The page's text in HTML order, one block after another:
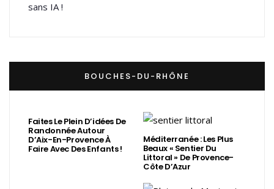
sans IA !
BOUCHES-DU-RHÔNE
Faites Le Plein D’idées De
Randonnée Autour
D’Aix-En-Provence À
Faire Avec Des Enfants !
Méditerranée : Les Plus
Beaux « Sentier Du
Littoral » De Provence-
Côte D’Azur